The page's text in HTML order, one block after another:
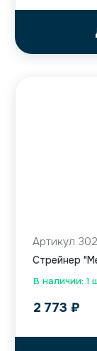
В наличии: 1
Артикул
Cтрейнер
2 773 ₽